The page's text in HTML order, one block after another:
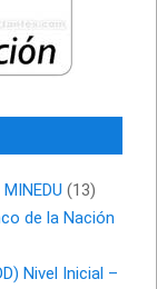
(13)
de la Nación
Nivel Inicial –